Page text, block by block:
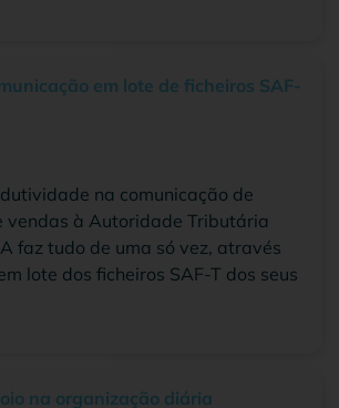
em lote de ficheiros SAF-
na comunicação de
vendas à Autoridade Tributária
faz tudo de uma só vez, através
lote dos ficheiros SAF-T dos seus
na organização diária